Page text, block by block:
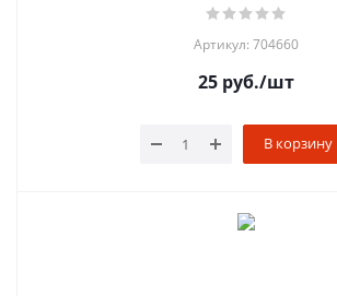
Артикул: 704660
25 руб./шт
В корзину